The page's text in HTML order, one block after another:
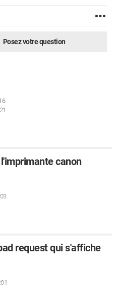
Posez votre question
canon
request qui s'affiche